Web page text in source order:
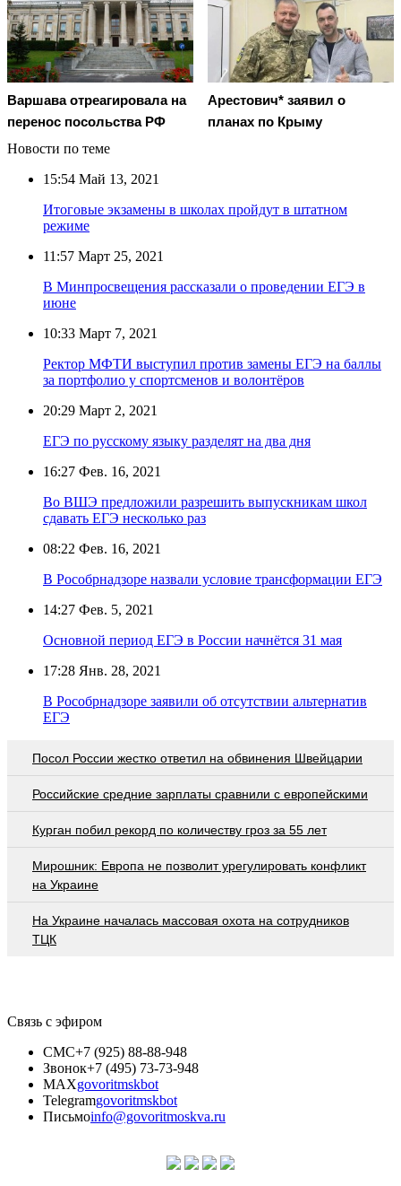
Варшава отреагировала на
перенос посольства РФ
Арестович* заявил о
планах по Крыму
Новости по теме
15:54 Май 13, 2021
Итоговые экзамены в школах пройдут в штатном
режиме
11:57 Март 25, 2021
В Минпросвещения рассказали о проведении ЕГЭ в
июне
10:33 Март 7, 2021
Ректор МФТИ выступил против замены ЕГЭ на баллы
за портфолио у спортсменов и волонтёров
20:29 Март 2, 2021
ЕГЭ по русскому языку разделят на два дня
16:27 Фев. 16, 2021
Во ВШЭ предложили разрешить выпускникам школ
сдавать ЕГЭ несколько раз
08:22 Фев. 16, 2021
В Рособрнадзоре назвали условие трансформации ЕГЭ
14:27 Фев. 5, 2021
Основной период ЕГЭ в России начнётся 31 мая
17:28 Янв. 28, 2021
В Рособрнадзоре заявили об отсутствии альтернатив
ЕГЭ
Посол России жестко ответил на обвинения Швейцарии
Российские средние зарплаты сравнили с европейскими
Курган побил рекорд по количеству гроз за 55 лет
Мирошник: Европа не позволит урегулировать конфликт
на Украине
На Украине началась массовая охота на сотрудников
ТЦК
Связь с эфиром
СМС+7 (925) 88-88-948
Звонок+7 (495) 73-73-948
MAXgovoritmskbot
Telegramgovoritmskbot
Письмоinfo@govoritmoskva.ru